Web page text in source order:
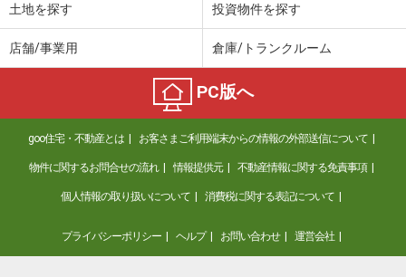
土地を探す 投資物件を探す
店舗/事業用 倉庫/トランクルーム
PC版へ
goo住宅・不動産とは お客さまご利用端末からの情報の外部送信について
物件に関するお問合せの流れ 情報提供元 不動産情報に関する免責事項
個人情報の取り扱いについて 消費税に関する表記について
プライバシーポリシー ヘルプ お問い合わせ 運営会社